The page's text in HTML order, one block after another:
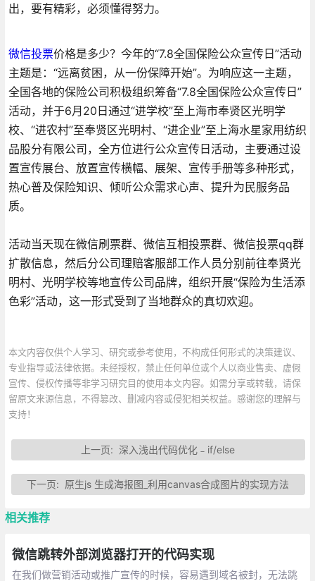
出，要有精彩，必须懂得努力。
微信投票价格是多少？今年的“7.8全国保险公众宣传日”活动
主题是：“远离贫困，从一份保障开始”。为响应这一主题，
全国各地的保险公司积极组织筹备“7.8全国保险公众宣传日”
活动，并于6月20日通过“进学校”至上海市奉贤区光明学
校、“进农村”至奉贤区光明村、“进企业”至上海水星家用纺织
品股分有限公司，全方位进行公众宣传日活动，主要通过设
置宣传展台、放置宣传横幅、展架、宣传手册等多种形式，
热心普及保险知识、倾听公众需求心声、提升为民服务品
质。
活动当天现在微信刷票群、微信互相投票群、微信投票qq群
扩散信息，然后分公司理赔客服部工作人员分别前往奉贤光
明村、光明学校等地宣传公司品牌，组织开展“保险为生活添
色彩”活动，这一形式受到了当地群众的真切欢迎。
本文内容仅供个人学习、研究或参考使用，不构成任何形式的决策建议、
专业指导或法律依据。未经授权，禁止任何单位或个人以商业售卖、虚假
宣传、侵权传播等非学习研究目的使用本文内容。如需分享或转载，请保
留原文来源信息，不得篡改、删减内容或侵犯相关权益。感谢您的理解与
支持！
上一页:深入浅出代码优化﹣if/else
下一页: 原生js 生成海报图_利用canvas合成图片的实现方法
相关推荐
微信跳转外部浏览器打开的代码实现
在我们做营销活动或推广宣传的时候，容易遇到域名被封，无法跳